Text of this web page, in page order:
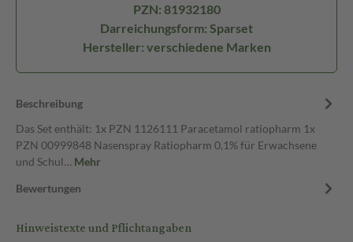
PZN: 81932180
Darreichungsform: Sparset
Hersteller: verschiedene Marken
Beschreibung
Das Set enthält: 1x PZN 1126111 Paracetamol ratiopharm 1x
PZN 00999848 Nasenspray Ratiopharm 0,1% für Erwachsene
und Schul… Mehr
Bewertungen
Hinweistexte und Pflichtangaben